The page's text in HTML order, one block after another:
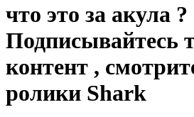
что это за акула ?
Подписывайтесь
контент ,
ролики Shark